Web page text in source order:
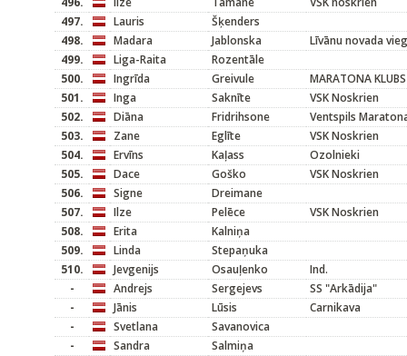
497.
Lauris
Šķenders
498.
Madara Jablonska
Līvānu novada
499.
Liga-Raita
Rozentāle
500.
Ingrīda Greivule
MARATONA KLUBS
501.
Inga Saknīte
VSK Noskrien
502.
Diāna Fridrihsone
Ventspils
503.
Zane Eglīte
VSK Noskrien
504.
Ervīns Kaļass
Ozolnieki
505.
Dace Goško
VSK Noskrien
506.
Signe
Dreimane
507.
Ilze Pelēce
VSK Noskrien
508.
Erita
Kalniņa
509.
Linda
Stepaņuka
510.
Jevgenijs Osauļenko
Ind.
-
Andrejs Sergejevs
SS "Arkādija"
-
Jānis Lūsis
Carnikava
-
Svetlana
Savanovica
-
Sandra
Salmiņa